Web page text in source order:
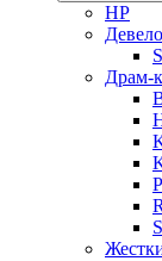
HP
Драм-